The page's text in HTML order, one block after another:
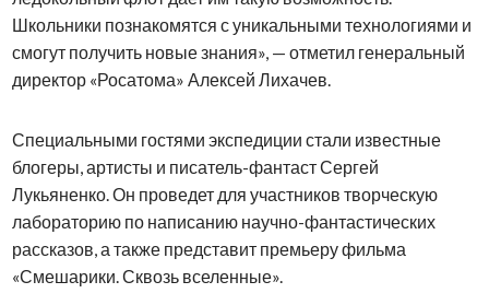
Школьники познакомятся с уникальными технологиями и
смогут получить новые знания», — отметил генеральный
директор «Росатома» Алексей Лихачев.
Специальными гостями экспедиции стали известные
блогеры, артисты и писатель-фантаст Сергей
Лукьяненко. Он проведет для участников творческую
лабораторию по написанию научно-фантастических
рассказов, а также представит премьеру фильма
«Смешарики. Сквозь вселенные».